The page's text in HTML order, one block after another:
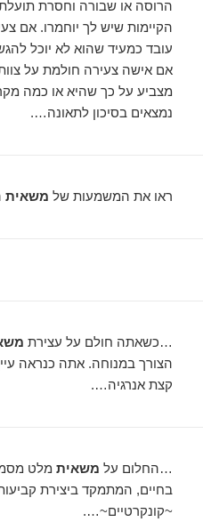
הרוסה או שבורה וחסרת
הקיימות שיש לך יוחמרו. אם
עובד כמעיד שהוא לא יוכל
אם אישה צעירה חולמת על
מצביע על כך שהיא או כמה
נמצאים בסיכון לתאונה….
ראו את המשמעות של משאית
…כשאתה חולם על עצירת
הצורך במנוחה. אתה כנראה
קצת אנרגיה….
…החלום על משאית מלט
בחיים, המתמקד ביצירת
~קונקרטיים~….